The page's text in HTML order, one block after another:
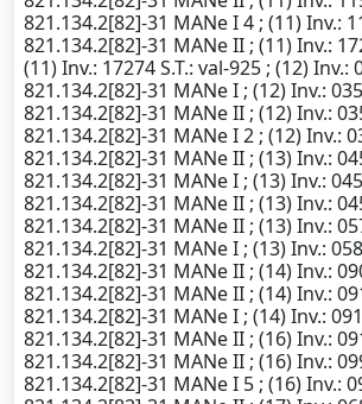
821.134.2[82]-31 MANe I 4 ; (11)Inv.:
821.134.2[82]-31 MANe II ; (11)Inv.:
(11)Inv.: 17274S.T.: val-925 ; (12)Inv.:
821.134.2[82]-31 MANe I ; (12)Inv.:
821.134.2[82]-31 MANe II ; (12)Inv.:
821.134.2[82]-31 MANe I 2 ; (12)Inv.:
821.134.2[82]-31 MANe II ; (13)Inv.:
821.134.2[82]-31 MANe I ; (13)Inv.:
821.134.2[82]-31 MANe II ; (13)Inv.:
821.134.2[82]-31 MANe II ; (13)Inv.:
821.134.2[82]-31 MANe I ; (13)Inv.:
821.134.2[82]-31 MANe II ; (14)Inv.:
821.134.2[82]-31 MANe II ; (14)Inv.:
821.134.2[82]-31 MANe I ; (14)Inv.:
821.134.2[82]-31 MANe II ; (16)Inv.:
821.134.2[82]-31 MANe II ; (16)Inv.:
821.134.2[82]-31 MANe I 5 ; (16)Inv.: